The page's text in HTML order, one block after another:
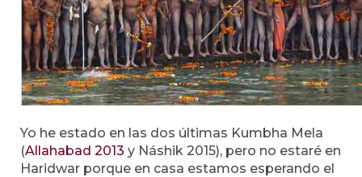
Yo he estado en las dos últimas Kumbha Mela
(Allahabad 2013 y Náshik 2015), pero no estaré en
Haridwar porque en casa estamos esperando el